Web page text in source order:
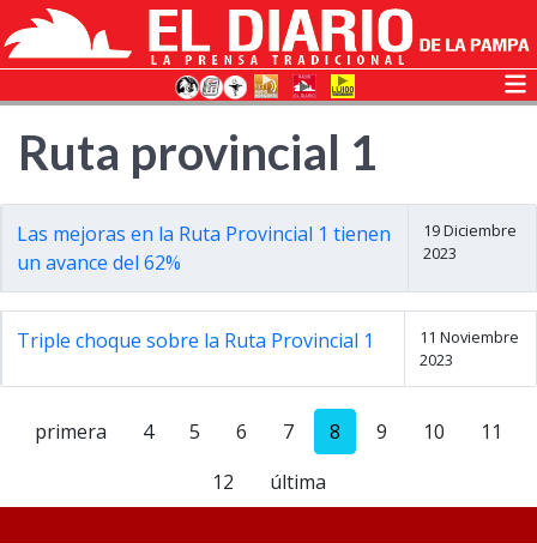
Ruta provincial 1
Las mejoras en la Ruta Provincial 1 tienen
un avance del 62%
19 Diciembre
2023
Triple choque sobre la Ruta Provincial 1
11 Noviembre
2023
primera 4 5 6 7 8 9 10
11
12
última